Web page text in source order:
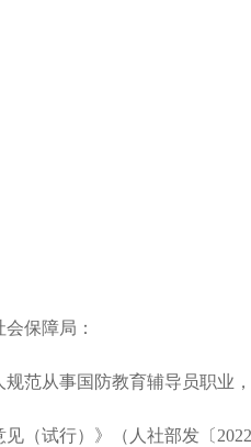
保障局：
范从事国防教育辅导员职业
（试行）》（人社部发〔